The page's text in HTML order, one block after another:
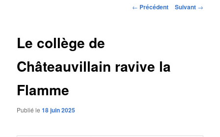
Navigation
← Précédent Suivant →
Le collège de
Châteauvillain ravive la
Flamme
Publié le18 juin 2025